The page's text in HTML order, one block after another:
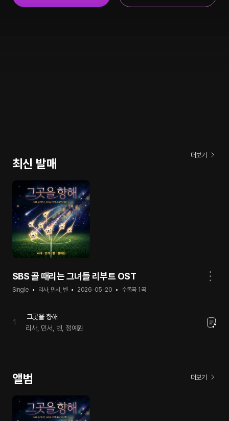
최신 발매
더보기
SBS 골 때리는 그녀들 리부트 OST
Single 리사, 민서, 벤 2026-05-20 수록곡 1 곡
1
그곳을 향해
리사, 민서, 벤, 정예원
앨범 더보기